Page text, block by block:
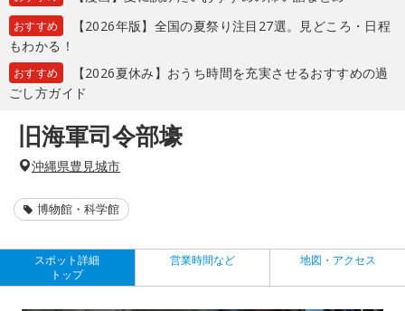
おすすめ
【2026年版】全国の夏祭り注目27選。見どころ・日程
もわかる！
おすすめ
【2026夏休み】おうち時間を充実させるおすすめの過
ごし方ガイド
旧海軍司令部壕
沖縄県豊見城市
博物館・科学館
スポット詳細
トップ
営業時間など 地図・アクセス